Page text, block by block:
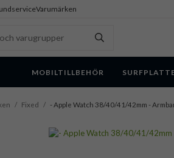
Varumärken
MOBILTILLBEHÖR
/ Fixed / - Apple Watch 38/40/41/42mm -